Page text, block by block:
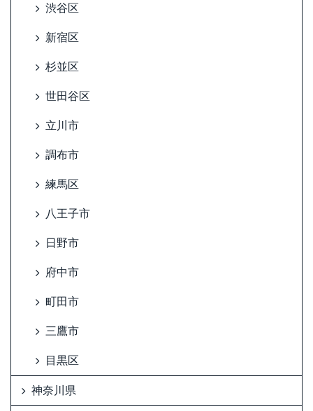
渋谷区
新宿区
杉並区
世田谷区
立川市
調布市
練馬区
八王子市
日野市
府中市
町田市
三鷹市
目黒区
神奈川県